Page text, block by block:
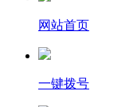
网站首页
一键拨号